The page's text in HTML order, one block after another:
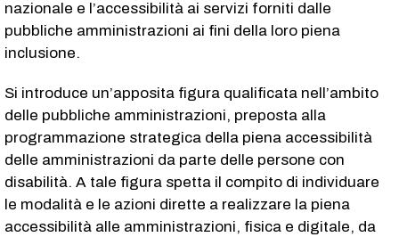
nazionale e l’accessibilità ai servizi forniti dalle
pubbliche amministrazioni ai fini della loro piena
inclusione.
Si introduce un’apposita figura qualificata nell’ambito
delle pubbliche amministrazioni, preposta alla
programmazione strategica della piena accessibilità
delle amministrazioni da parte delle persone con
disabilità. A tale figura spetta il compito di individuare
le modalità e le azioni dirette a realizzare la piena
accessibilità alle amministrazioni, fisica e digitale, da